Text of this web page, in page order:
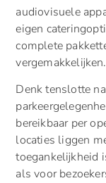
audiovisuele
eigen
complete
vergemakkelijken.
Denk tenslotte
bereikbaar per
locaties liggen
toegankelijkheid
als voor